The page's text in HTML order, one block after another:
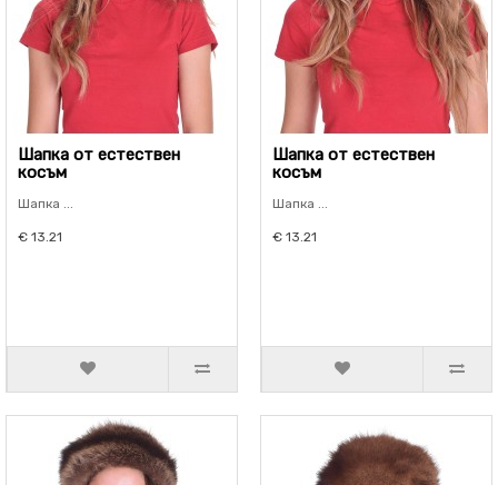
Шапка от естествен
косъм
Шапка ...
€ 13.21
Шапка от естествен
косъм
Шапка ...
€ 13.21